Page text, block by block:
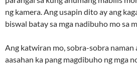
ng kamera. Ang usapin dito ay ang
biswal batay sa mga nadibuho mo sa
Ang katwiran mo, sobra-sobra naman
aasahan ka pang magdibuho ng mga